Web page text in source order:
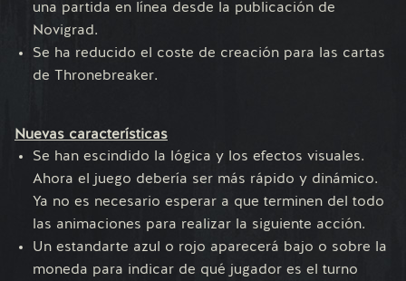
una partida en línea desde la publicación de
Novigrad.
Se ha reducido el coste de creación para las cartas
de Thronebreaker.
Nuevas características
Se han escindido la lógica y los efectos visuales.
Ahora el juego debería ser más rápido y dinámico.
Ya no es necesario esperar a que terminen del todo
las animaciones para realizar la siguiente acción.
Un estandarte azul o rojo aparecerá bajo o sobre la
moneda para indicar de qué jugador es el turno